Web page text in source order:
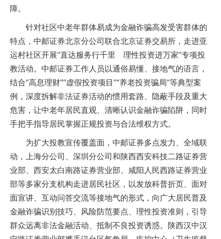
障。
针对社区中老年群体易成为金融诈骗高发受害群体的
特点，中邮证券北京分公司联合北京证券交易所，走进亚
运村社区开展“直达服务行千里 理性投资进万家”专项投
教活动。中邮证券工作人员以通俗易懂、接地气的语言，
结合“高息理财”“虚假投资项目”“养老投资骗局”等典型案
例，深度拆解非法证券活动的惯用套路、隐蔽手段及重大
危害，让中老年居民直观、清晰认识金融诈骗陷阱，同时
手把手指导居民掌握正规投资与合法维权方式。
为扩大投教宣传覆盖面，中邮证券多点发力、全域联
动，上海分公司、深圳分公司和陕西西安科技二路证券营
业部、西安太白南路证券营业部、咸阳人民西路证券营业
部等多家分支机构走进居民社区，以发放科普折页、面对
面宣讲、互动问答交流等接地气的形式，向广大居民普及
金融诈骗识别技巧、风险防范要点、理性投资准则，引导
群众远离非法金融活动、抵制不良投资诱惑。陕西汉中汉